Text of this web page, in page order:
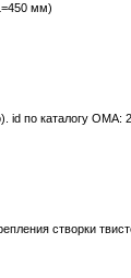
мм)
id по каталогу ОМА:
створки